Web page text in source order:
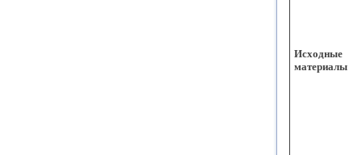
Исходные
материалы